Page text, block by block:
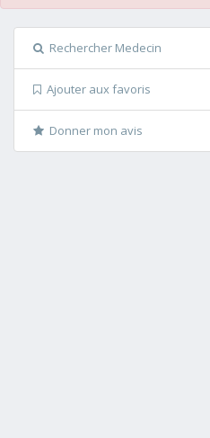
Rechercher Medecin
Ajouter aux favoris
Donner mon avis